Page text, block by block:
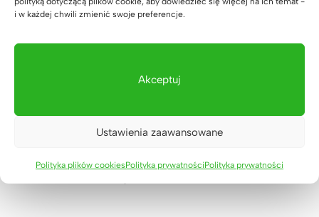
i w każdej chwili zmienić swoje preferencje.
Akceptuj
Ustawienia zaawansowane
Polityka plików cookiesPolityka prywatnościPolityka prywatności
czernią i mapa świata – realizacja
dla biura projektowego Pana